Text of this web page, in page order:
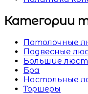
Категории
Потолочные
Подвесные
Большие
Бра
Настольные
Торшеры